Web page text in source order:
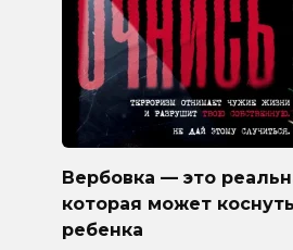
Вербовка — это
которая может
ребенка